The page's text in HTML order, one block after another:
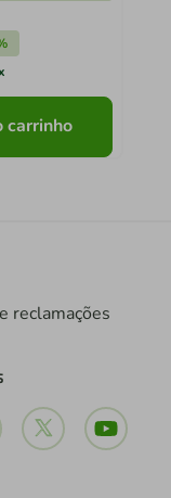
carrinho
reclamações